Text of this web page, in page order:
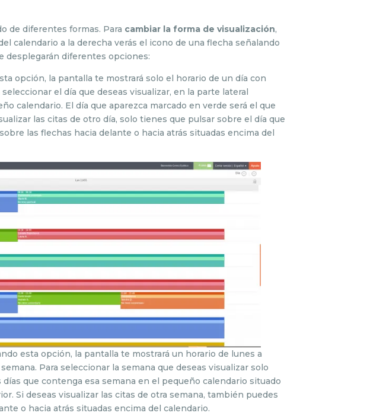
de diferentes formas. Para cambiar la forma de visualización,
calendario a la derecha verás el icono de una flecha señalando
desplegarán diferentes opciones:
opción, la pantalla te mostrará solo el horario de un día con
el día que deseas visualizar, en la parte lateral
calendario. El día que aparezca marcado en verde será el que
las citas de otro día, solo tienes que pulsar sobre el día que
las flechas hacia delante o hacia atrás situadas encima del
esta opción, la pantalla te mostrará un horario de lunes a
Para seleccionar la semana que deseas visualizar solo
que contenga esa semana en el pequeño calendario situado
Si deseas visualizar las citas de otra semana, también puedes
o hacia atrás situadas encima del calendario.